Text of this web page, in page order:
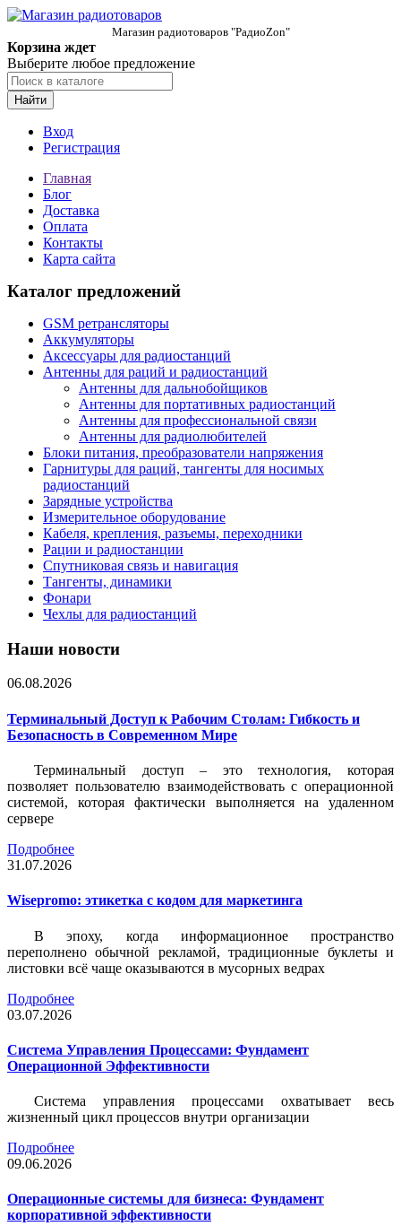
Магазин радиотоваров "РадиоZon"
Корзина ждет
Выберите любое предложение
Найти
Вход
Регистрация
Главная
Блог
Доставка
Оплата
Контакты
Карта сайта
Каталог предложений
GSM ретрансляторы
Аккумуляторы
Аксессуары для радиостанций
Антенны для раций и радиостанций
Антенны для дальнобойщиков
Антенны для портативных радиостанций
Антенны для профессиональной связи
Антенны для радиолюбителей
Блоки питания, преобразователи напряжения
Гарнитуры для раций, тангенты для носимых
радиостанций
Зарядные устройства
Измерительное оборудование
Кабеля, крепления, разъемы, переходники
Рации и радиостанции
Спутниковая связь и навигация
Тангенты, динамики
Фонари
Чехлы для радиостанций
Наши новости
06.08.2026
Терминальный Доступ к Рабочим Столам: Гибкость и
Безопасность в Современном Мире
Терминальный доступ – это технология, которая
позволяет пользователю взаимодействовать с операционной
системой, которая фактически выполняется на удаленном
сервере
Подробнее
31.07.2026
Wisepromo: этикетка c кодом для маркетинга
В эпоху, когда информационное пространство
переполнено обычной рекламой, традиционные буклеты и
листовки всё чаще оказываются в мусорных ведрах
Подробнее
03.07.2026
Система Управления Процессами: Фундамент
Операционной Эффективности
Система управления процессами охватывает весь
жизненный цикл процессов внутри организации
Подробнее
09.06.2026
Операционные системы для бизнеса: Фундамент
корпоративной эффективности